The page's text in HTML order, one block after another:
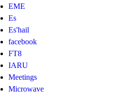
EME
Es
Es'hail
facebook
FT8
IARU
Meetings
Microwave